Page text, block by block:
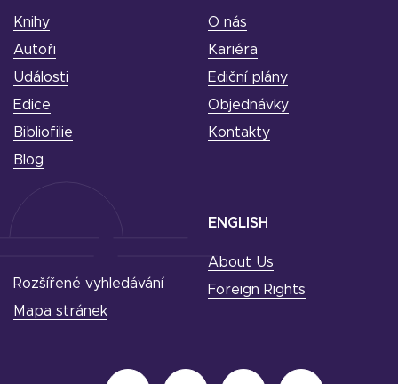
Knihy
Autoři
Události
Edice
Bibliofilie
Blog
O nás
Kariéra
Ediční plány
Objednávky
Kontakty
ENGLISH
About Us
Foreign Rights
Rozšířené vyhledávání
Mapa stránek